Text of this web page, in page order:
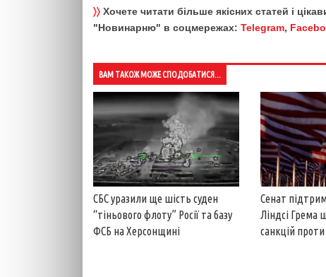
〉〉 Хочете читати більше якісних статей і
"Новинарню" в соцмережах: Telegram,
ВАМ ТАКОЖ МОЖЕ СПОДОБАТИСЯ...
СБС уразили ще шість суден
“тіньового флоту” Росії та базу
ФСБ на Херсонщині
Сенат
Ліндсі Грема
санкцій проти